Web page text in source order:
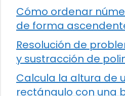
Cómo ordenar
de forma
Resolución de
y sustracción de
Calcula la altura de
rectángulo con una